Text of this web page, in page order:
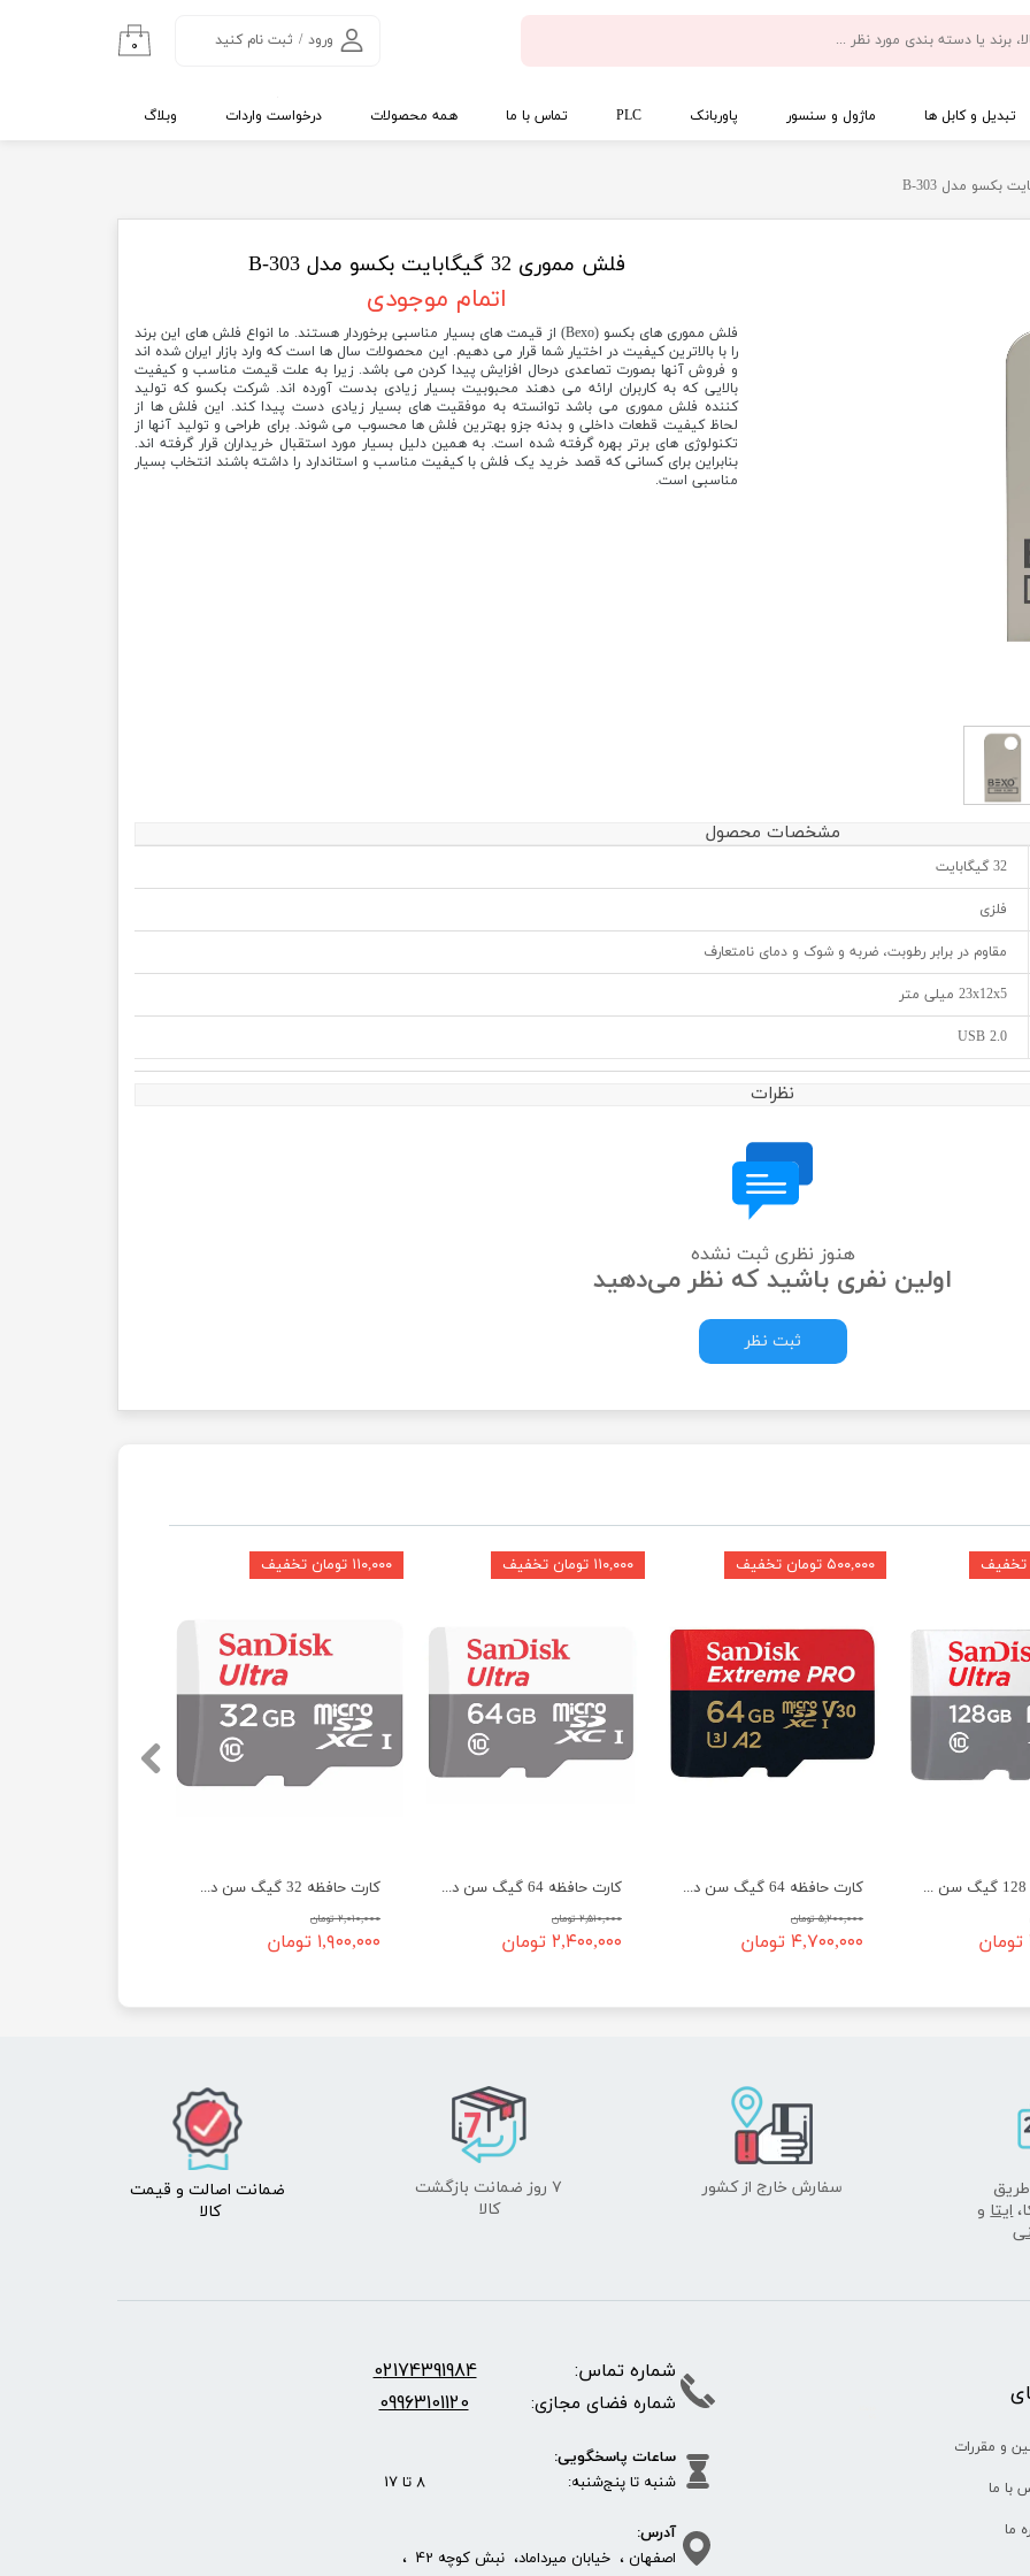
ورود / ثبت نام کنید
تغییر گذر واژه
کاربری
۰
تبدیل و کابل ها ماژول و سنسور پاوربانک PLC تماس با ما همه محصولات درخواست واردات وبلاگ
فلش مموری 32 گیگابایت بکسو مدل B-303
اتمام موجودی
فلش مموری های بکسو (Bexo) از قیمت های بسیار مناسبی برخوردار هستند. ما انواع فلش های این برند
را با بالاترین کیفیت در اختیار شما قرار می دهیم. این محصولات سال ها است که وارد بازار ایران شده اند
و فروش آنها بصورت تصاعدی درحال افزایش پیدا کردن می باشد. زیرا به علت قیمت مناسب و کیفیت
بالایی که به کاربران ارائه می دهند محبوبیت بسیار زیادی بدست آورده اند. شرکت بکسو که تولید
کننده فلش مموری می باشد توانسته به موفقیت های بسیار زیادی دست پیدا کند. این فلش ها از
لحاظ کیفیت قطعات داخلی و بدنه جزو بهترین فلش ها محسوب می شوند. برای طراحی و تولید آنها از
تکنولوژی های برتر بهره گرفته شده است. به همین دلیل بسیار مورد استقبال خریداران قرار گرفته اند.
بنابراین برای کسانی که قصد خرید یک فلش با کیفیت مناسب و استاندارد را داشته باشند انتخاب بسیار
مناسبی است.
مشخصات محصول
32 گیگابایت
فلزی
مقاوم در برابر رطوبت، ضربه و شوک و دمای نامتعارف
23x12x5 میلی متر
USB 2.0
نظرات
هنوز نظری ثبت نشده
اولین نفری باشید که نظر می‌دهید
ثبت نظر
کارت حافظه 32 گیگ سن دیسک سرعت 100 - SanDisk micro SD 32GB Ultra
۲,۰۱۰,۰۰۰ تومان
۱,۹۰۰,۰۰۰ تومان
۱۱۰,۰۰۰ تومان تخفیف
کارت حافظه 64 گیگ سن دیسک سرعت 100 - SanDisk micro SD 64GB Ultra
۲,۵۱۰,۰۰۰ تومان
۲,۴۰۰,۰۰۰ تومان
۱۱۰,۰۰۰ تومان تخفیف
کارت حافظه 64 گیگ سن دیسک سرعت 200 - SanDisk micro SD 64GB Extreme PRO
۵,۲۰۰,۰۰۰ تومان
۴,۷۰۰,۰۰۰ تومان
۵۰۰,۰۰۰ تومان تخفیف
کارت حافظه 128 گیگ سن دیسک سرعت 100 - SanDisk micro SD 128GB Ultra
ایتاو
سفارش خارج از کشور
۷ روز ضمانت بازگشت
​​​​​​​کالا
ضمانت اصالت و قیمت​​​​​​​
کالا ​​​​​​​
و مقررات
با ما
ما
شماره تماس: 02174391984
شماره فضای مجازی: 09963101120
ساعات پاسخگویی:
شنبه تا پنج‌شنبه: 8 تا 17
آدرس:
اصفهان ، خیابان میرداماد، نبش کوچه 42 ،